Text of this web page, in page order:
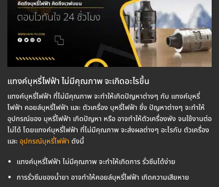
แทงค์บุหรี่ไฟฟ้า ไม่มีคุณภาพ จะเกิดอะไรขึ้น
แทงค์บุหรี่ไฟฟ้า ที่ไม่มีคุณภาพ จะทำให้เกิดปัญหาต่างๆ กับ แทงค์บุหรี่
ไฟฟ้า คอยล์บุหรี่ไฟฟ้า และ ตัวเครื่อง บุหรี่ไฟฟ้า ซึ่ง ปัญหาต่างๆ จะทำให้
อุปกรณ์ของ บุหรี่ไฟฟ้า เกิดปัญหา หรือ อาจทำให้ตัวเครื่องพัง จนใช้งานต่อ
ไม่ได้ โดยแทงค์บุหรี่ไฟฟ้า ที่ไม่มีคุณภาพ จะส่งผลต่างๆ อะไรกับ ตัวเครื่อง
และอุปกรณ์บุหรี่ไฟฟ้า ดังนี้
แทงค์บุหรี่ไฟฟ้า ไม่มีคุณภาพ จะทำให้เกิดการ รั่วซึมได้ง่าย
การรั่วซึมของน้ำยา อาจทำให้คอยล์บุหรี่ไฟฟ้า เกิดความเสียหาย